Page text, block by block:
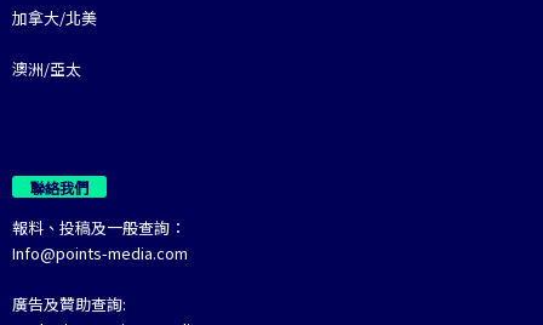
加拿大/北美
澳洲/亞太
聯絡我們
報料、投稿及一般查詢：
Info@points-media.com
廣告及贊助查詢: